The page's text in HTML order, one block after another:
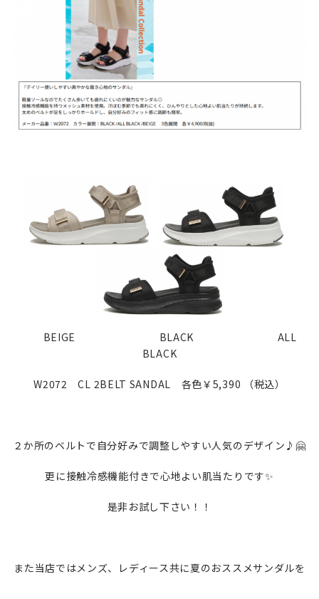
BEIGE BLACK ALL
BLACK
W2072 CL 2BELT SANDAL 各色￥5,390 （税込）
２か所のベルトで自分好みで調整しやすい人気のデザイン♪🤗
更に接触冷感機能付きで心地よい肌当たりです✨
是非お試し下さい！！
また当店ではメンズ、レディース共に夏のおススメサンダルを